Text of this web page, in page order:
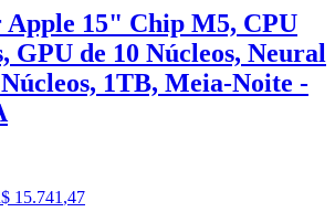
15" Chip M5, CPU
GPU de 10 Núcleos, Neural
1TB, Meia-Noite -
15.741 ,47